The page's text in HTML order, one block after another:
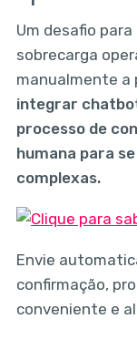
Um desafio
sobrecarga
manualmente a
integrar
processo de
humana para
complexas.
Envie
confirmação,
conveniente e